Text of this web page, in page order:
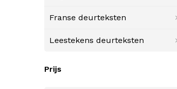
Franse deurteksten
Leestekens deurteksten
Prijs